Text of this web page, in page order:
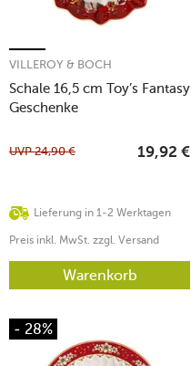
Schale 16,5 cm Toy’s Fantasy
Geschenke
VILLEROY & BOCH
Lieferung in 1-2 Werktagen
UVP24,90 € 19,92 €
Preis inkl. MwSt. zzgl. Versand
Warenkorb
- 28%